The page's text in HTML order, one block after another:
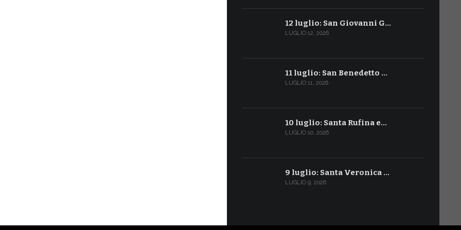
12 luglio: San Giovanni G…
LUGLIO 12, 2026
11 luglio: San Benedetto …
LUGLIO 11, 2026
10 luglio: Santa Rufina e…
LUGLIO 10, 2026
9 luglio: Santa Veronica …
LUGLIO 9, 2026